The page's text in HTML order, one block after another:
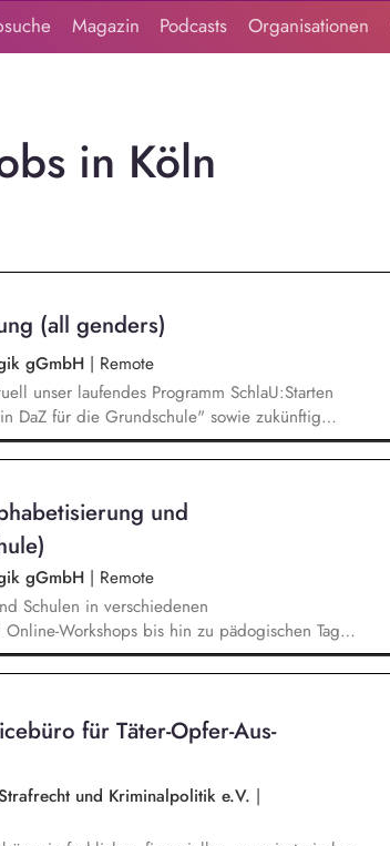
Magazin Podcasts Organisationen
in Köln
(all genders)
gGmbH | Remote
unser laufendes Programm SchlaU:Starten
DaZ für die Grundschule" sowie zukünftig
mit den Schwerpunkten
Deutschlernen von der Grundschule bis in die
entwickelt in seinen Projekten dazu
und begleitet pädagogische
online wie offline.
und
gGmbH | Remote
Schulen in verschiedenen
Workshops bis hin zu pädogischen Tagen
Plattform schlau-lernen.org. Die inhaltlichen
Lesen lernen,
in der Grundschule.
für Tä­ter-Op­fer-Aus­
und Kriminalpolitik e.V. |